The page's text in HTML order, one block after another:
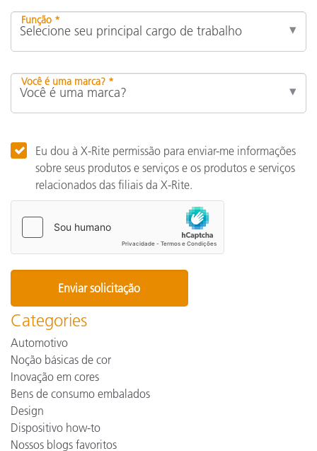
Função *
Você é uma marca? *
Eu dou à X-Rite permissão para enviar-me informações
sobre seus produtos e serviços e os produtos e serviços
relacionados das filiais da X-Rite.
Categories
Automotivo
Noção básicas de cor
Inovação em cores
Bens de consumo embalados
Design
Dispositivo how-to
Nossos blogs favoritos